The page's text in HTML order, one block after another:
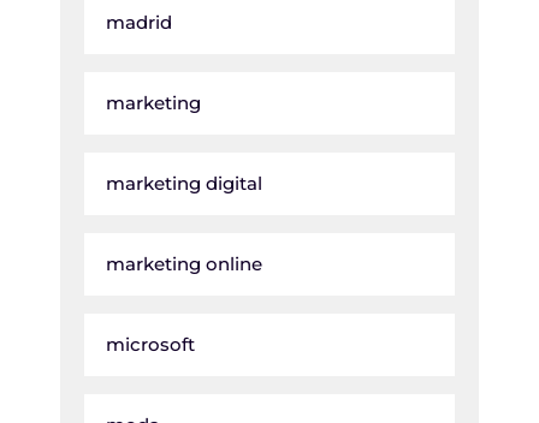
madrid
marketing
marketing digital
marketing online
microsoft